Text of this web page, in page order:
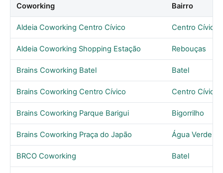
Coworking Bairro
Aldeia Coworking Centro Cívico Centro Cívico
Aldeia Coworking Shopping Estação Rebouças
Brains Coworking Batel Batel
Brains Coworking Centro Cívico Centro Cívico
Brains Coworking Parque Barigui Bigorrilho
Brains Coworking Praça do Japão Água Verde
BRCO Coworking Batel